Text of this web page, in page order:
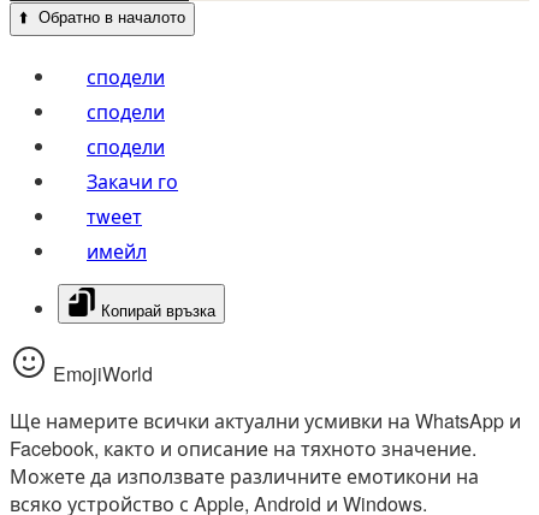
⬆️ Обратно в началото
сподели
сподели
сподели
Закачи го
тwеет
имейл
Копирай връзка
EmojiWorld
Ще намерите всички актуални усмивки на WhatsApp и
Facebook, както и описание на тяхното значение.
Можете да използвате различните емотикони на
всяко устройство с Apple, Android и Windows.